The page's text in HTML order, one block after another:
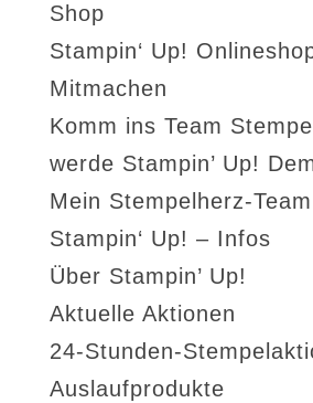
Shop
Stampin‘ Up!
Mitmachen
Komm ins Team
werde Stampin’ Up!
Mein Stempelherz-Team
Stampin‘ Up! – Infos
Über Stampin’ Up!
Aktuelle Aktionen
24-Stunden-
Auslaufprodukte